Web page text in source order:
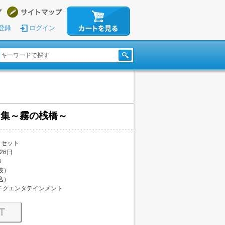
録 ログイン
～霧の桟橋～
ット
日
クエンタテインメント